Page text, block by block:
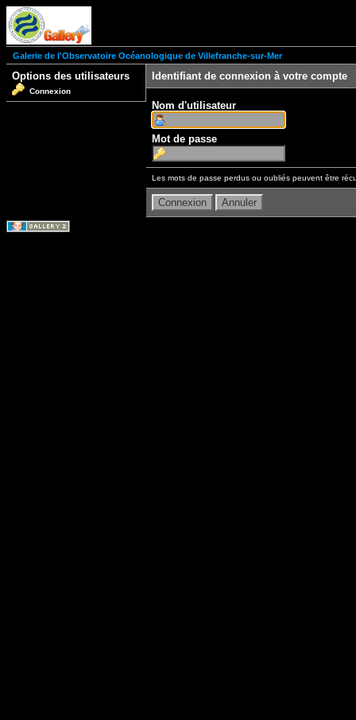
Galerie de l'Observatoire Océanologique de Villefranche-sur-Mer
Options des utilisateurs
Connexion
Identifiant de connexion à votre compte
Nom d'utilisateur
Mot de passe
Les mots de passe perdus ou oubliés peuvent être